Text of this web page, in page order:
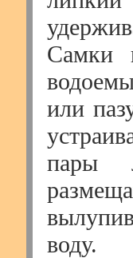
Самки
или
пары
воду.